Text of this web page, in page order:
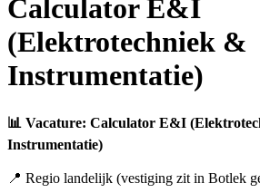
Calculator E&I
(Elektrotechniek &
Instrumentatie)
📊 Vacature: Calculator E&I
Instrumentatie)
📍 Regio landelijk (vestiging zit in Botlek